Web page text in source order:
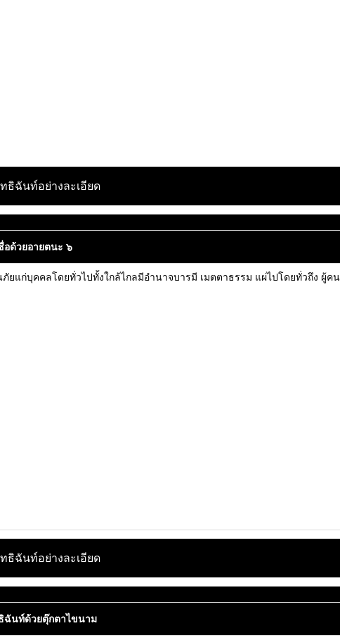
ธิฉันท์อย่างละเอียด
อด้วยอายตนะ ๖
ก่บุคคลโดยทั่วไปทั้งใกล้ไกลมีอำนาจบารมี เมตตาธรรม แผ่ไปโดยทั่วถึง ผู้คน
ธิฉันท์อย่างละเอียด
ฉันท์ด้วยตุ๊กตาไขนาม